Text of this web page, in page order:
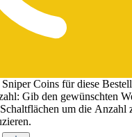
Coins für diese
Gib den gewünschten
um die Anzahl